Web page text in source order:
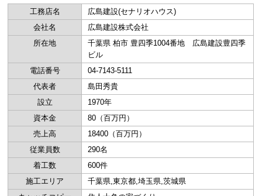
工務店名
広島建設(セナリオハウス)
会社名
広島建設株式会社
所在地
千葉県 柏市 豊四季1004番地 広島建設豊四季
ビル
電話番号
04-7143-5111
代表者
島田秀貴
設立
1970年
資本金
80（百万円）
売上高
18400（百万円）
従業員数
290名
着工数
600件
施工エリア
千葉県,東京都,埼玉県,茨城県